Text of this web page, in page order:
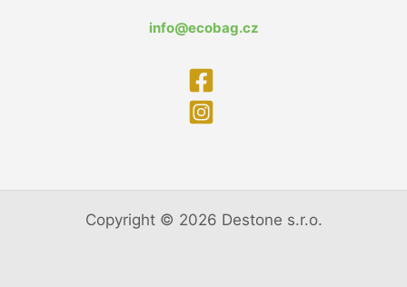
info@ecobag.cz
Copyright © 2026 Destone s.r.o.